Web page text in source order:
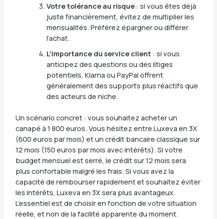
Votre tolérance au risque: si vous êtes déjà
juste financièrement, évitez de multiplier les
mensualités. Préférez épargner ou différer
l’achat.
L’importance du service client : si vous
anticipez des questions ou des litiges
potentiels, Klarna ou PayPal offrent
généralement des supports plus réactifs que
des acteurs de niche.
Un scénario concret : vous souhaitez acheter un
canapé à 1 800 euros. Vous hésitez entre Luxeva en 3X
(600 euros par mois) et un crédit bancaire classique sur
12 mois (150 euros par mois avec intérêts). Si votre
budget mensuel est serré, le crédit sur 12 mois sera
plus confortable malgré les frais. Si vous avez la
capacité de rembourser rapidement et souhaitez éviter
les intérêts, Luxeva en 3X sera plus avantageux.
L’essentiel est de choisir en fonction de votre situation
réelle, et non de la facilité apparente du moment.